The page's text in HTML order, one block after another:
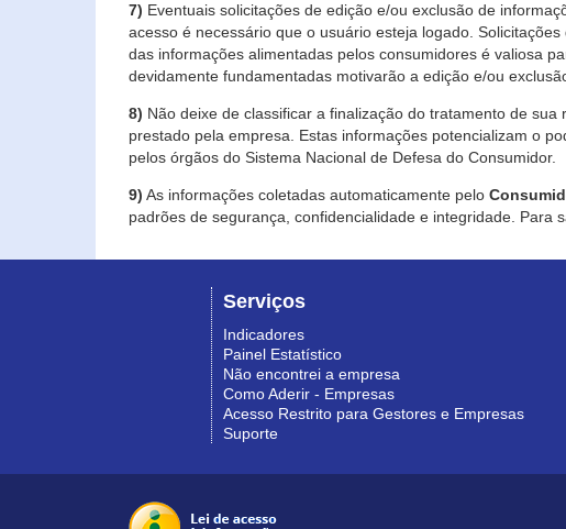
7) Eventuais solicitações de edição e/ou exclusão de
acesso é necessário que o usuário esteja logado.
das informações alimentadas pelos consumidores é valiosa
devidamente fundamentadas motivarão a edição e/ou
8) Não deixe de classificar a finalização do tratamento de sua
prestado pela empresa. Estas informações potencializam o
pelos órgãos do Sistema Nacional de Defesa do Consumidor.
9) As informações coletadas automaticamente pelo
padrões de segurança, confidencialidade e integridade. Para
Serviços
Indicadores
Painel Estatístico
Não encontrei a empresa
Como Aderir - Empresas
Acesso Restrito para Gestores e Empresas
Suporte